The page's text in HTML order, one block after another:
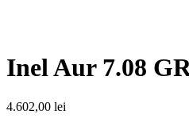
Inel Aur 7.08
4.602,00 lei